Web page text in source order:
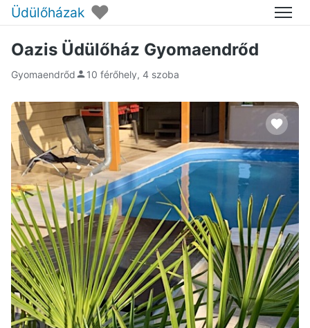
Üdülőházak ♥ Menü
Oazis Üdülőház Gyomaendrőd
Gyomaendrőd 10 férőhely, 4 szoba